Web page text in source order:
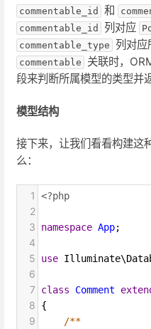
commentable_id 和
commentable_id 列对应
commentable_type 列对应
commentable 关联时，
段来判断所属模型的类型并
模型结构
接下来，让我们看看构建这
么：
1 <?php
2
3
namespace App;
4
5
use
6
7
class Comment
8 {
9 /**